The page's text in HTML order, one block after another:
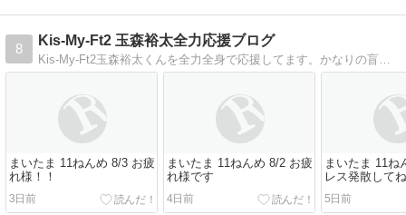
8
Kis-My-Ft2 玉森裕太全力応援ブログ
Kis-My-Ft2玉森裕太くんを全力全身で応援してます。かなりの盲目ですがよろしくお願いします
まいたま 11ねんめ 8/3 お疲
れ様！！
3日前
まいたま 11ねんめ 8/2 お疲
れ様です
4日前
まいたま 11ね
レス発散して
5日前